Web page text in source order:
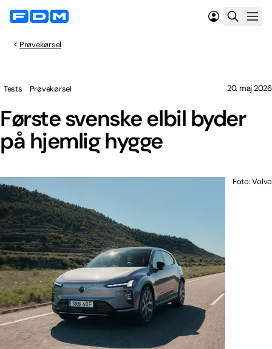
Prøvekørsel
Første svenske elbil byder
på hjemlig hygge
Tests Prøvekørsel 20. maj 2026
Foto: Volvo